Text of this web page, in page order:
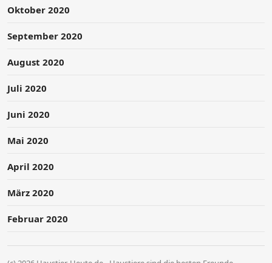
Oktober 2020
September 2020
August 2020
Juli 2020
Juni 2020
Mai 2020
April 2020
März 2020
Februar 2020